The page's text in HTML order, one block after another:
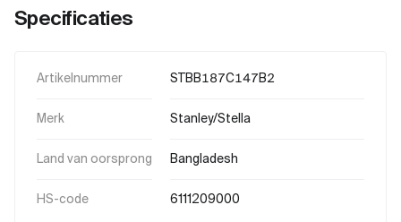
Specificaties
Artikelnummer STBB187C147B2
Merk Stanley/Stella
Land van oorsprong Bangladesh
HS-code 6111209000